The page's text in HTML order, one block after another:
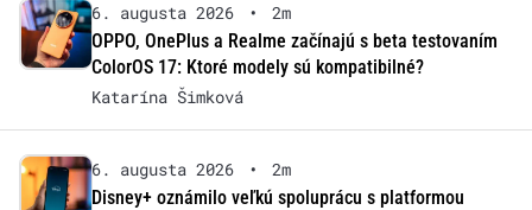
6. augusta 2026 •
2m
OPPO, OnePlus a Realme začínajú s beta testovaním
ColorOS 17: Ktoré modely sú kompatibilné?
Katarína Šimková
6. augusta 2026 •
2m
Disney+ oznámilo veľkú spoluprácu s platformou